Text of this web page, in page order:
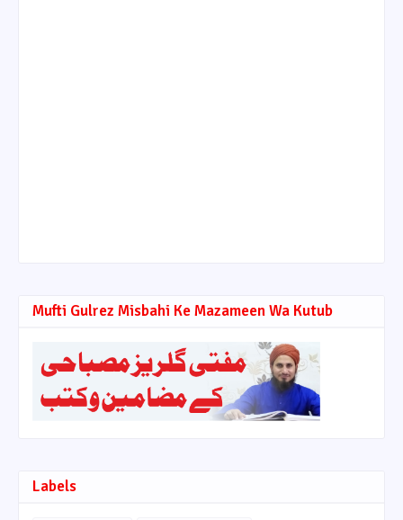
Mufti Gulrez Misbahi Ke Mazameen Wa Kutub
Labels